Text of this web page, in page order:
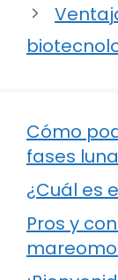
Cómo
fases
¿Cuál es
Pros y